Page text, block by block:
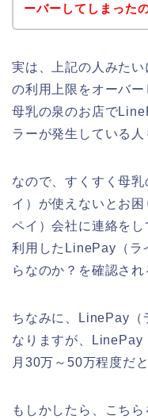
ーバーしてしまった
実は、上記の人みた
の利用上限をオーバー
母乳の泉のお店で
ラーが発生している人
なので、すくすく母
イ）が使えないとお
ペイ）会社に連絡を
利用したLinePay（ラ
らなのか？を確認さ
ちなみに、LinePay（
なりますが、LinePay
月30万～50万程度だ
もしかしたら、こち